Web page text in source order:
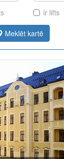
ir lifts
Meklēt kartē